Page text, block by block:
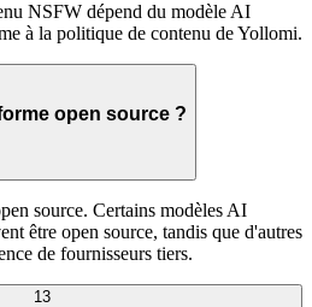
NSFW dépend du modèle AI
à la politique de contenu de Yollomi.
open source ?
source. Certains modèles AI
être open source, tandis que d'autres
de fournisseurs tiers.
13